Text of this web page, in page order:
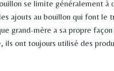
se limite généralement à
ajouts au bouillon qui font le
grand-mère a sa propre
ils ont toujours utilisé des